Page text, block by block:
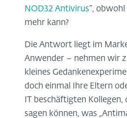
NOD32 Antivirus“, obwohl
mehr kann?
Die Antwort liegt im
Anwender – nehmen wir
kleines
doch einmal Ihre Eltern
IT beschäftigten Kollegen,
sagen können, was